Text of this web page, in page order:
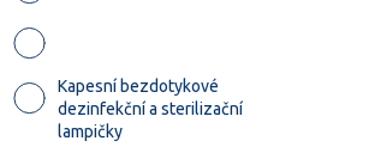
Kapesní bezdotykové
dezinfekční a sterilizační
lampičky